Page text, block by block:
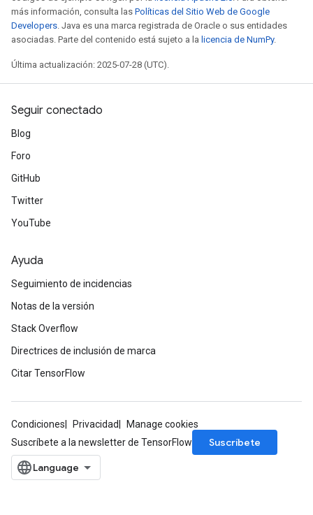
más información, consulta las Políticas del Sitio Web de Google
Developers. Java es una marca registrada de Oracle o sus entidades
asociadas. Parte del contenido está sujeto a la licencia de NumPy.
Última actualización: 2025-07-28 (UTC).
Seguir conectado
Blog
Foro
GitHub
Twitter
YouTube
Ayuda
Seguimiento de incidencias
Notas de la versión
Stack Overflow
Directrices de inclusión de marca
Citar TensorFlow
Condiciones Privacidad
Manage cookies
Suscríbete a la newsletter de TensorFlow
Suscríbete